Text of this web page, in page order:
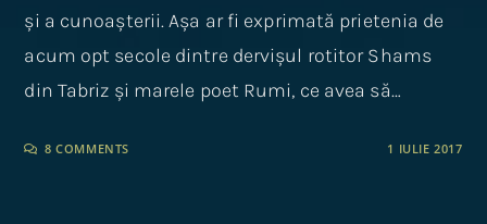
și a cunoașterii. Așa ar fi exprimată prietenia de
acum opt secole dintre dervișul rotitor Shams
din Tabriz și marele poet Rumi, ce avea să…
8 COMMENTS 1 IULIE 2017